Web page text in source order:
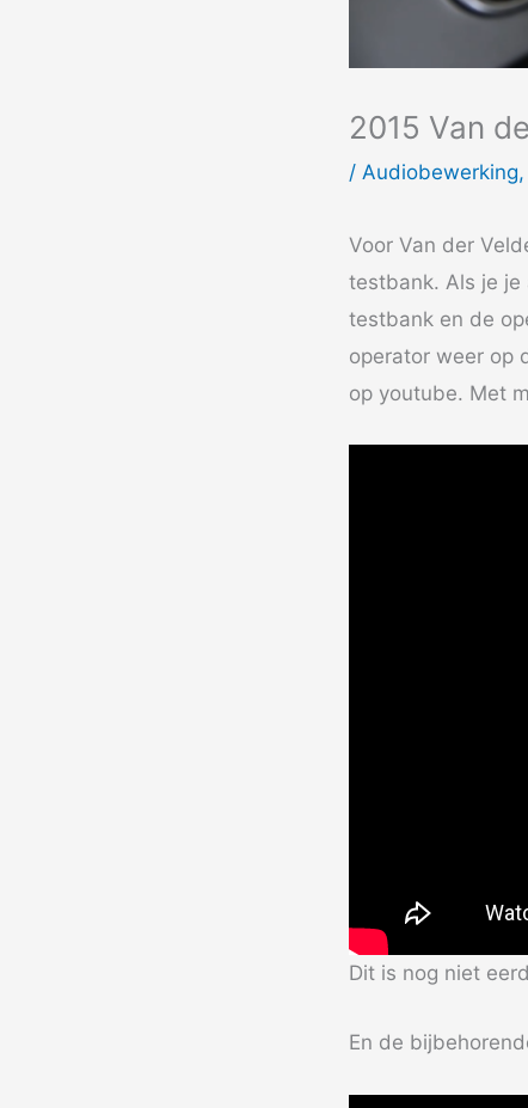
2015 Van
/ Audiobewerking,
Voor Van der
testbank. Als je
testbank en de
operator weer op
op youtube. Met
Dit is nog niet
En de